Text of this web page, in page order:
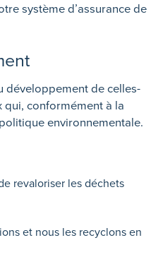
système d’assurance de
développement de celles-
qui, conformément à la
environnementale.
revaloriser les déchets
et nous les recyclons en